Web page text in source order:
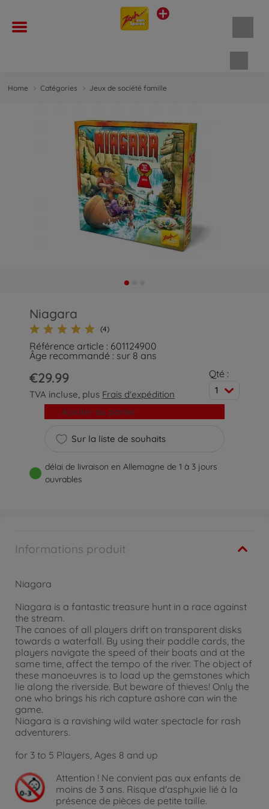
Home Catégories Jeux de société famille
Niagara
(4)
Référence article : 601124900
Âge recommandé : sur 8 ans
€29.99
TVA incluse, plus Frais d'expédition
Qté :
1
Sur la liste de souhaits
Ajouter au panier
délai de livraison en Allemagne de 1 à 3 jours
ouvrables
Informations produit
Niagara
Niagara is a fantastic treasure hunt in a race against
the stream.
The canoes of all players drift on transparent disks
towards a waterfall. By using their paddle cards, the
players navigate the speed of their boats and at the
same time, affect the tempo of the river. The object of
these manoeuvres is to load up the gemstones which
lie along the riverside. But beware of thieves! Only the
one who brings his rich capture ashore can win the
game.
Niagara is a ravishing wild water spectacle for rash
adventurers.
for 3 to 5 Players, Ages 8 and up
Attention ! Ne convient pas aux enfants de
moins de 3 ans. Risque d'asphyxie lié à la
présence de pièces de petite taille.